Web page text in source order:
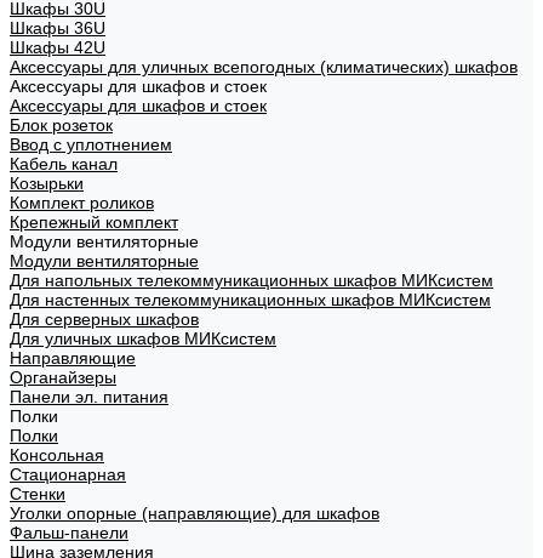
Шкафы 30U
Шкафы 36U
Шкафы 42U
Аксессуары для уличных всепогодных (климатических) шкафов
Аксессуары для шкафов и стоек
Аксессуары для шкафов и стоек
Блок розеток
Ввод с уплотнением
Кабель канал
Козырьки
Комплект роликов
Крепежный комплект
Модули вентиляторные
Модули вентиляторные
Для напольных телекоммуникационных шкафов МИКсистем
Для настенных телекоммуникационных шкафов МИКсистем
Для серверных шкафов
Для уличных шкафов МИКсистем
Направляющие
Органайзеры
Панели эл. питания
Полки
Полки
Консольная
Стационарная
Стенки
Уголки опорные (направляющие) для шкафов
Фальш-панели
Шина заземления